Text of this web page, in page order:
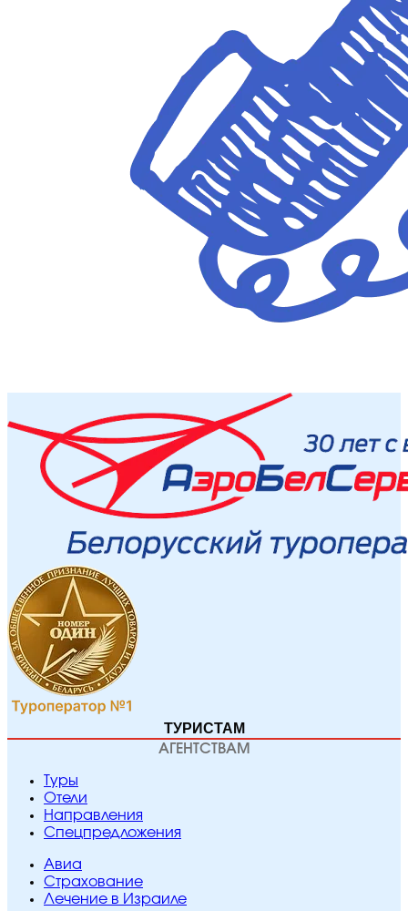
ТУРИСТАМ
АГЕНТСТВАМ
Туры
Отели
Направления
Спецпредложения
Авиа
Страхование
Лечение в Израиле